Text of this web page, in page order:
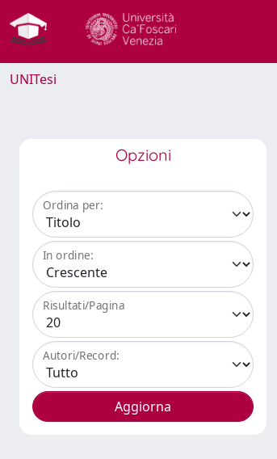
UNITesi
Opzioni
Ordina per:
In ordine:
Risultati/Pagina
Autori/Record: